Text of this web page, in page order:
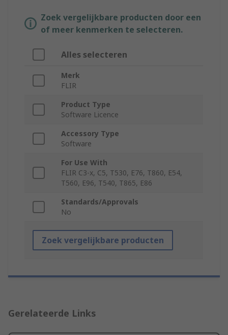
Zoek vergelijkbare producten door een
of meer kenmerken te selecteren.
Alles selecteren
Merk
FLIR
Product Type
Software Licence
Accessory Type
Software
For Use With
FLIR C3-x, C5, T530, E76, T860, E54,
T560, E96, T540, T865, E86
Standards/Approvals
No
Zoek vergelijkbare producten
Gerelateerde Links